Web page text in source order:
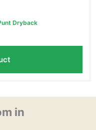
Dryback
in